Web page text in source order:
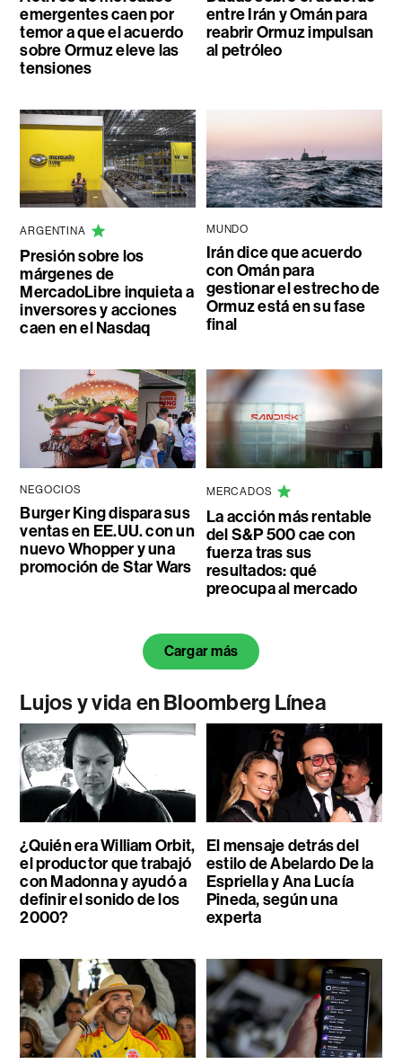
emergentes caen por
temor a que el acuerdo
sobre Ormuz eleve las
tensiones
entre Irán y Omán para
reabrir Ormuz impulsan
al petróleo
ARGENTINA
Presión sobre los
márgenes de
MercadoLibre inquieta a
inversores y acciones
caen en el Nasdaq
MUNDO
Irán dice que acuerdo
con Omán para
gestionar el estrecho de
Ormuz está en su fase
final
NEGOCIOS
Burger King dispara sus
ventas en EE.UU. con un
nuevo Whopper y una
promoción de Star Wars
MERCADOS
La acción más rentable
del S&P 500 cae con
fuerza tras sus
resultados: qué
preocupa al mercado
Cargar más
Lujos y vida en Bloomberg Línea
¿Quién era William Orbit,
el productor que trabajó
con Madonna y ayudó a
definir el sonido de los
2000?
El mensaje detrás del
estilo de Abelardo De la
Espriella y Ana Lucía
Pineda, según una
experta